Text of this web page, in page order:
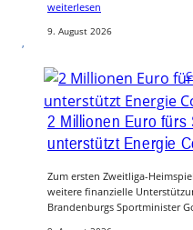
,
weiterlesen
9. August 2026
2 Millionen Euro fürs
unterstützt Energie
Zum ersten Zweitliga-
weitere finanzielle
Brandenburgs Sportminister